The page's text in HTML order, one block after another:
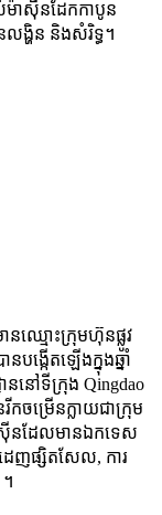
ម៉ាស៊ីនដែកកាបូន
ង្ហិន និងសំរិទ្ធ។
នឈ្មោះក្រុមហ៊ុនផ្លូវ
បង្កើតឡើងក្នុងឆ្នាំ
នៅទីក្រុង Qingdao
ចម្រើនក្លាយជាក្រុម
នដែលមានឯកទេស
ដេញផ្សិតសែល, ការ